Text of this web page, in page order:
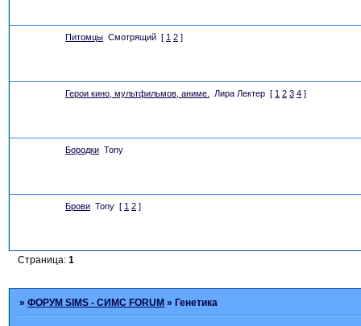
Питомцы Смотрящий [ 1 2 ]
Герои кино, мультфильмов, аниме. Лира Лектер [ 1 2 3 4 ]
Бородки Tony
Брови Tony [ 1 2 ]
Страница:1
»ФОРУМ SIMS - СИМС FORUM » Генетика